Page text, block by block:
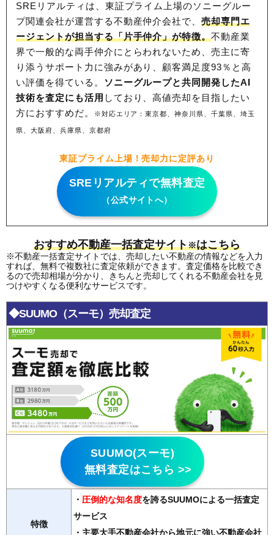
SREリアルティは、東証プライム上場のソニーグルー
プ関連会社が運営する不動産仲介会社で、売却専門エ
ージェントが担当する「片手仲介」が特徴。不動産業
界で一般的な両手仲介にとらわれないため、売主に寄
り添うサポート力に強みがあり、顧客満足度93％と高
い評価を得ている。 ソニーグループと共同開発したAI
技術を査定にも活用 しており、高値売却を目指したい
方におすすめだ。
※対応エリア：東京都、神奈川県、千葉県、埼玉
県、大阪府、兵庫県、京都府
東証プライム上場！売却力に定評あり
SREリアルティで無料査定
（公式サイトへ）
おすすめ不動産一括査定サイト※はこちら
※不動産一括査定サイトでは、売却したい不動産の情報などを入力
すれば、無料で複数社に査定依頼ができます。査定価格を比較でき
るので売却相場が分かり、きちんと売却してくれる不動産会社を見
つけやすくなる便利なサービスです。
◆SUUMO（スーモ）売却査定
SUUMO(スーモ)
無料査定はこちら >>
特徴
・ 圧倒的な知名度を誇るSUUMOによる一括査定
サービス
・主要大手不動産会社から地元に強い不動産会社